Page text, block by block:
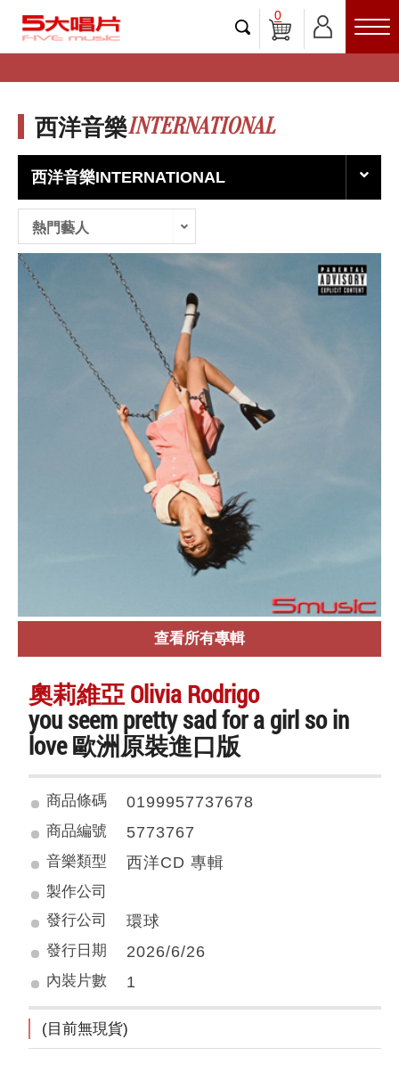
0
西洋音樂INTERNATIONAL
西洋音樂INTERNATIONAL
熱門藝人
查看所有專輯
奧莉維亞 Olivia Rodrigo
you seem pretty sad for a girl so in
love 歐洲原裝進口版
商品條碼 0199957737678
商品編號 5773767
音樂類型 西洋CD 專輯
製作公司
發行公司
環球
發行日期 2026/6/26
內裝片數 1
(目前無現貨)